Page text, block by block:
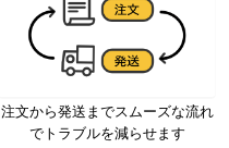
注文から発送までスムーズな流れ
でトラブルを減らせます